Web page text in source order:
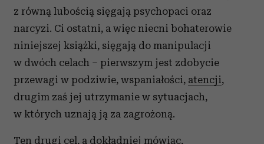
z równą lubością sięgają psychopaci oraz
narcyzi. Ci ostatni, a więc niecni bohaterowie
niniejszej książki, sięgają do manipulacji
w dwóch celach – pierwszym jest zdobycie
przewagi w podziwie, wspaniałości, atencji,
drugim zaś jej utrzymanie w sytuacjach,
w których uznają ją za zagrożoną.
Ten drugi cel, a dokładniej mówiąc,